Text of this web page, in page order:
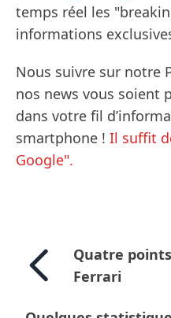
temps réel les
informations
Nous suivre sur notre
nos news vous soient
dans votre fil
smartphone ! Il suffit
Google".
Quatre
Ferrari